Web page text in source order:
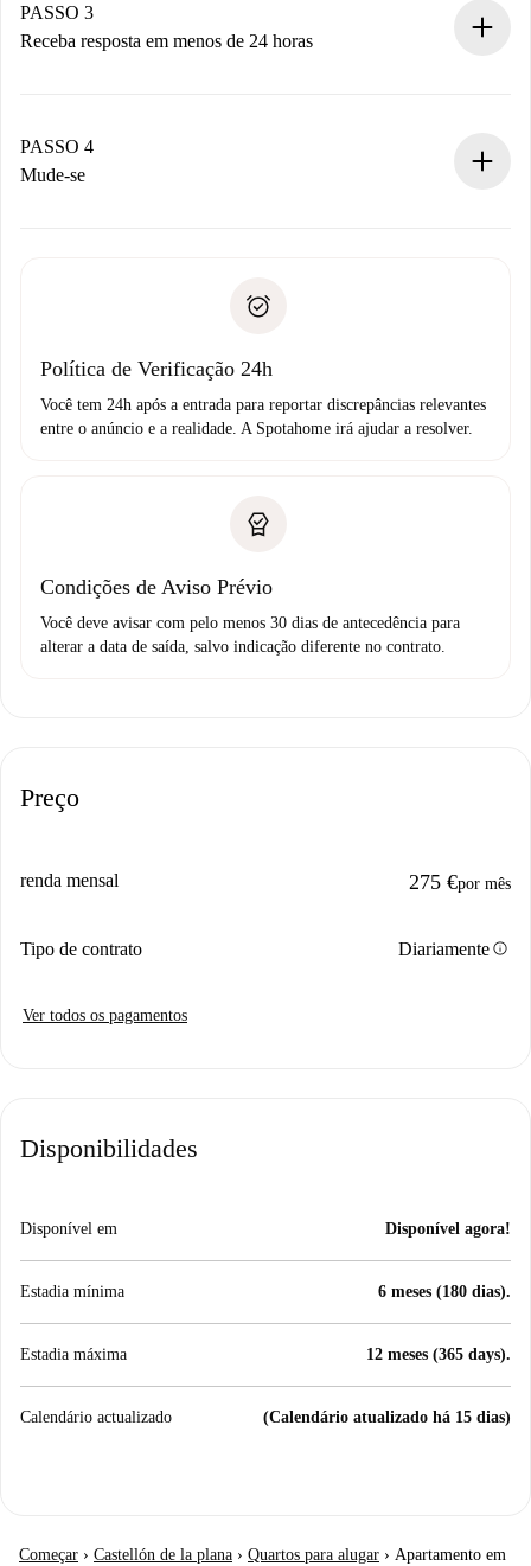
Não cobramos nada até que o proprietário confirme.
PASSO 3
Receba resposta em menos de 24 horas
proprietário.
Se recusada: não cobraremos nada e ofereceremos
Débito direto bancário
PASSO 4
Mude-se
não comunicar nenhum problema.
Política de Verificação 24h
Você tem 24h após a entrada para reportar discrepâncias relevantes
entre o anúncio e a realidade. A Spotahome irá ajudar a resolver.
Condições de Aviso Prévio
Você deve avisar com pelo menos 30 dias de antecedência para
alterar a data de saída, salvo indicação diferente no contrato.
Preço
renda mensal 275 €por mês
Tipo de contrato Diariamenteinfo
Ver todos os pagamentos
Disponibilidades
Disponível em Disponível agora!
Estadia mínima 6 meses (180 dias).
Estadia máxima 12 meses (365 days).
Calendário actualizado (Calendário atualizado há 15 dias)
Começar › Castellón de la plana › Quartos para alugar › Apartamento em